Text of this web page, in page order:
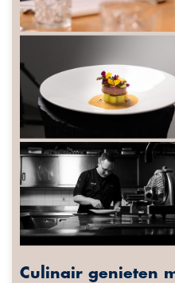
Culinair genieten